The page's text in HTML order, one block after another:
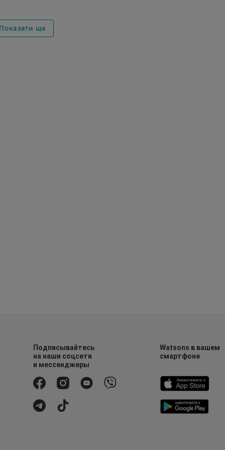
ще
Подписывайтесь
на наши соцсети
и мессенджеры
Watsons в вашем
смартфоне